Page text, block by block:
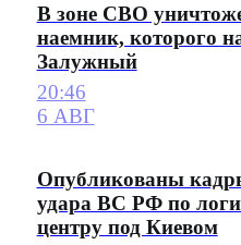
В зоне СВО
наемник, которого
Залужный
20:46
6 АВГ
Опубликованы
удара ВС РФ по
центру под Киевом